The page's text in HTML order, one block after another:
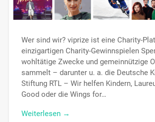
Wer sind wir? viprize ist eine Charity-
einzigartigen Charity-Gewinnspielen
wohltätige Zwecke und gemeinnützige
sammelt – darunter u. a. die Deutsche
Stiftung RTL – Wir helfen Kindern,
Good oder die Wings for…
Weiterlesen →